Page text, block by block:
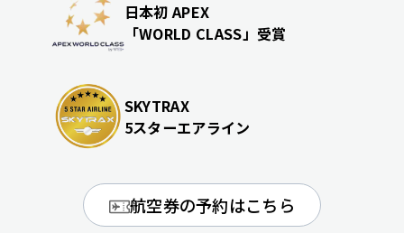
日本初 APEX
「WORLD CLASS」受賞
SKYTRAX
5スターエアライン
航空券の予約はこちら